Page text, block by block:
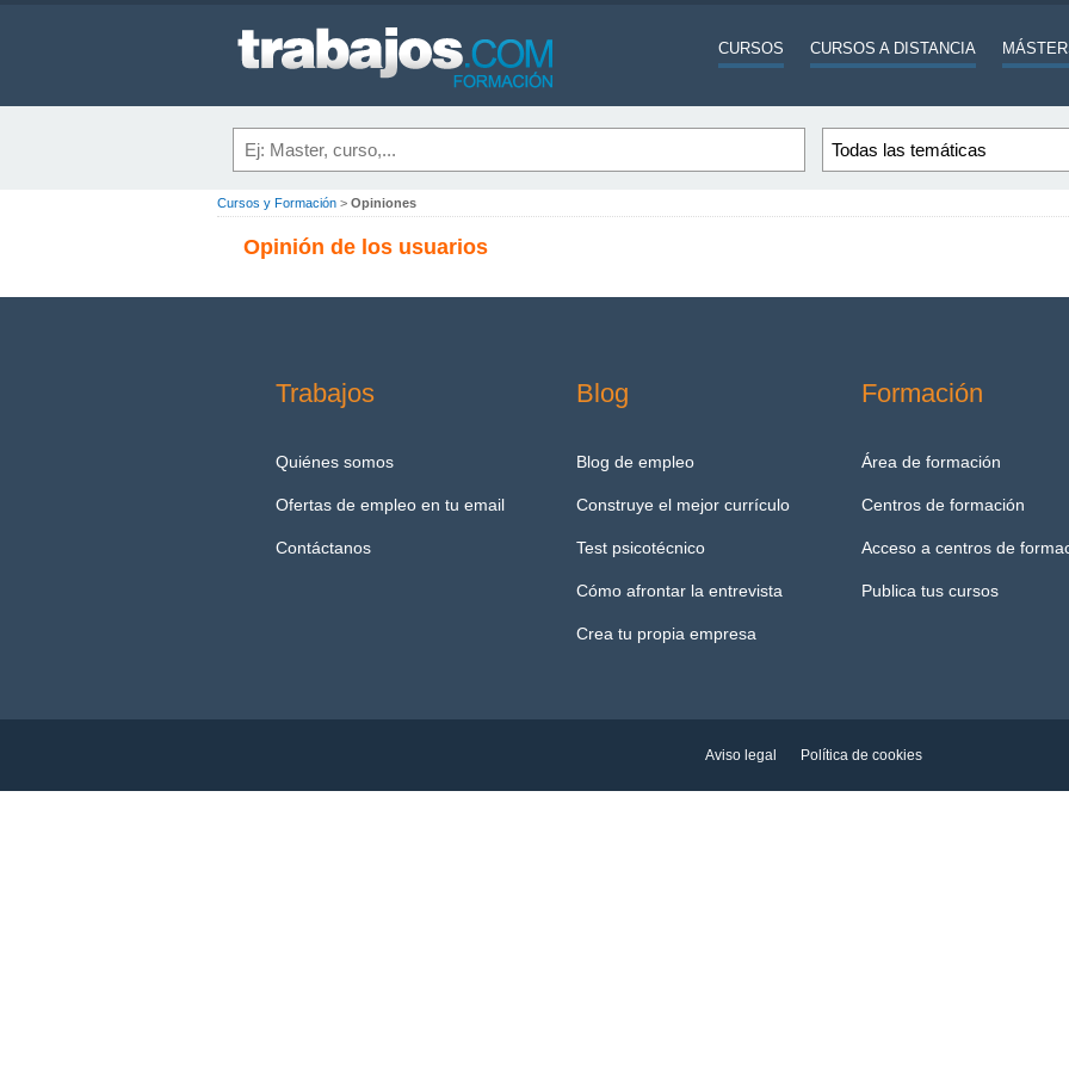
CURSOS CURSOS A DISTANCIA
Cursos y Formación > Opiniones
Opinión de los usuarios
Trabajos
Quiénes somos
Ofertas de empleo en tu email
Contáctanos
Blog
Blog de empleo
Construye el mejor currículo
Test psicotécnico
Cómo afrontar la entrevista
Crea tu propia empresa
Formación
Área de formación
Centros de formación
Acceso a centros de
Publica tus cursos
Aviso legal Política de cookies